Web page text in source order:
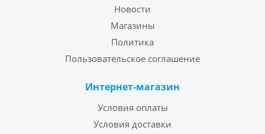
Новости
Магазины
Политика
Пользовательское соглашение
Интернет-магазин
Условия оплаты
Условия доставки